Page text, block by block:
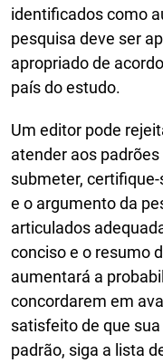
identificados como
pesquisa deve ser
apropriado de
país do estudo.
Um editor pode
atender aos
submeter,
e o argumento da
articulados
conciso e o resumo
aumentará a
concordarem em
satisfeito de que
padrão, siga a lista